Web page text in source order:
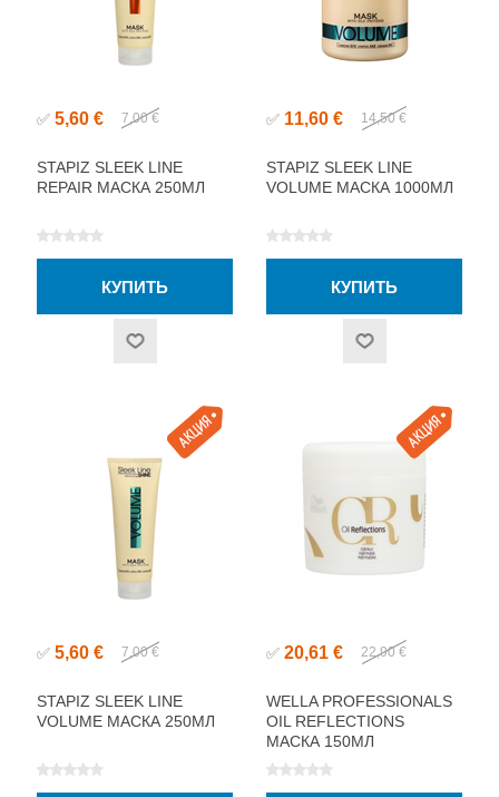
✅ 5,60 € 7,00 €
STAPIZ SLEEK LINE
REPAIR МАСКА 250МЛ
✅ 11,60 € 14,50 €
STAPIZ SLEEK LINE
VOLUME МАСКА 1000МЛ
✅ 5,60 € 7,00 €
STAPIZ SLEEK LINE
VOLUME МАСКА 250МЛ
✅ 20,61 € 22,90 €
WELLA PROFESSIONALS
OIL REFLECTIONS
МАСКА 150МЛ